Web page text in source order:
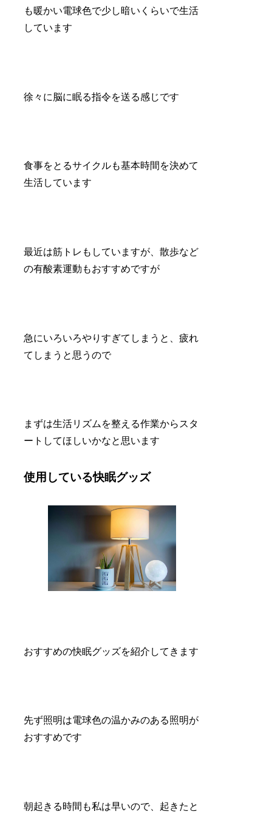
も暖かい電球色で少し暗いくらいで生活
しています
徐々に脳に眠る指令を送る感じです
食事をとるサイクルも基本時間を決めて
生活しています
最近は筋トレもしていますが、散歩など
の有酸素運動もおすすめですが
急にいろいろやりすぎてしまうと、疲れ
てしまうと思うので
まずは生活リズムを整える作業からスタ
ートしてほしいかなと思います
使用している快眠グッズ
おすすめの快眠グッズを紹介してきます
先ず照明は電球色の温かみのある照明が
おすすめです
朝起きる時間も私は早いので、起きたと